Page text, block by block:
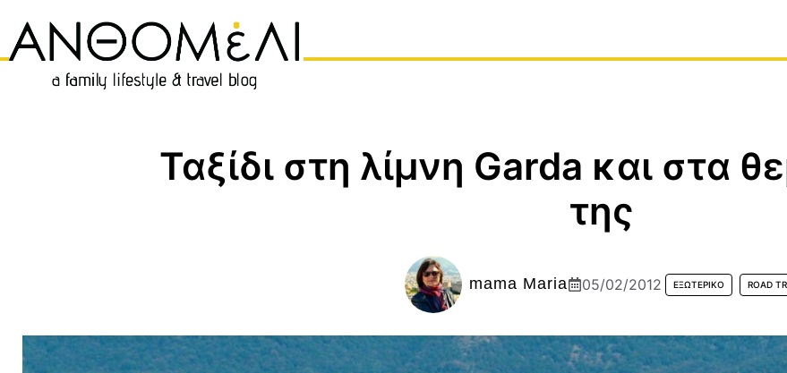
περιεχόμενο
Ταξίδι στη λίμνη Garda και στα
της
mama Maria 05/02/2012 ΕΞΩΤΕΡΙΚΌ ROAD